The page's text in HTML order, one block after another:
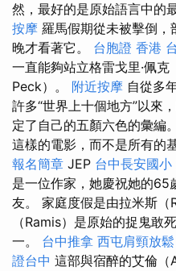
然，最好的是原始語言中的
按摩 羅馬假期從未被擊倒，
晚才看著它。 台胞證 香港
一直能夠站立格雷戈里·佩
Peck）。 附近按摩 自從多
許多“世界上十個地方”以來
定了自己的五顏六色的彙編。
這樣的電影，而不是所有的
報名簡章 JEP 台中長安國小
是一位作家，她慶祝她的65
友。 家庭度假是由拉米斯（
（Ramis）是原始的捉鬼敢
一。 台中推拿 西屯肩頸放鬆
證台中 這部與宿醉的艾倫（